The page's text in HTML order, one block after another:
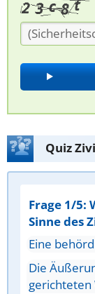
Quiz
Frage 1/5:
Sinne des
Eine
Die
gerichteten